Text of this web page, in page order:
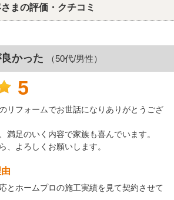
まの評価・クチコミ
かった （50代/男性）
5
リフォームでお世話になりありがとうござ
満足のいく内容で家族も喜んでいます。
、よろしくお願いします。
とホームプロの施工実績を見て契約させて